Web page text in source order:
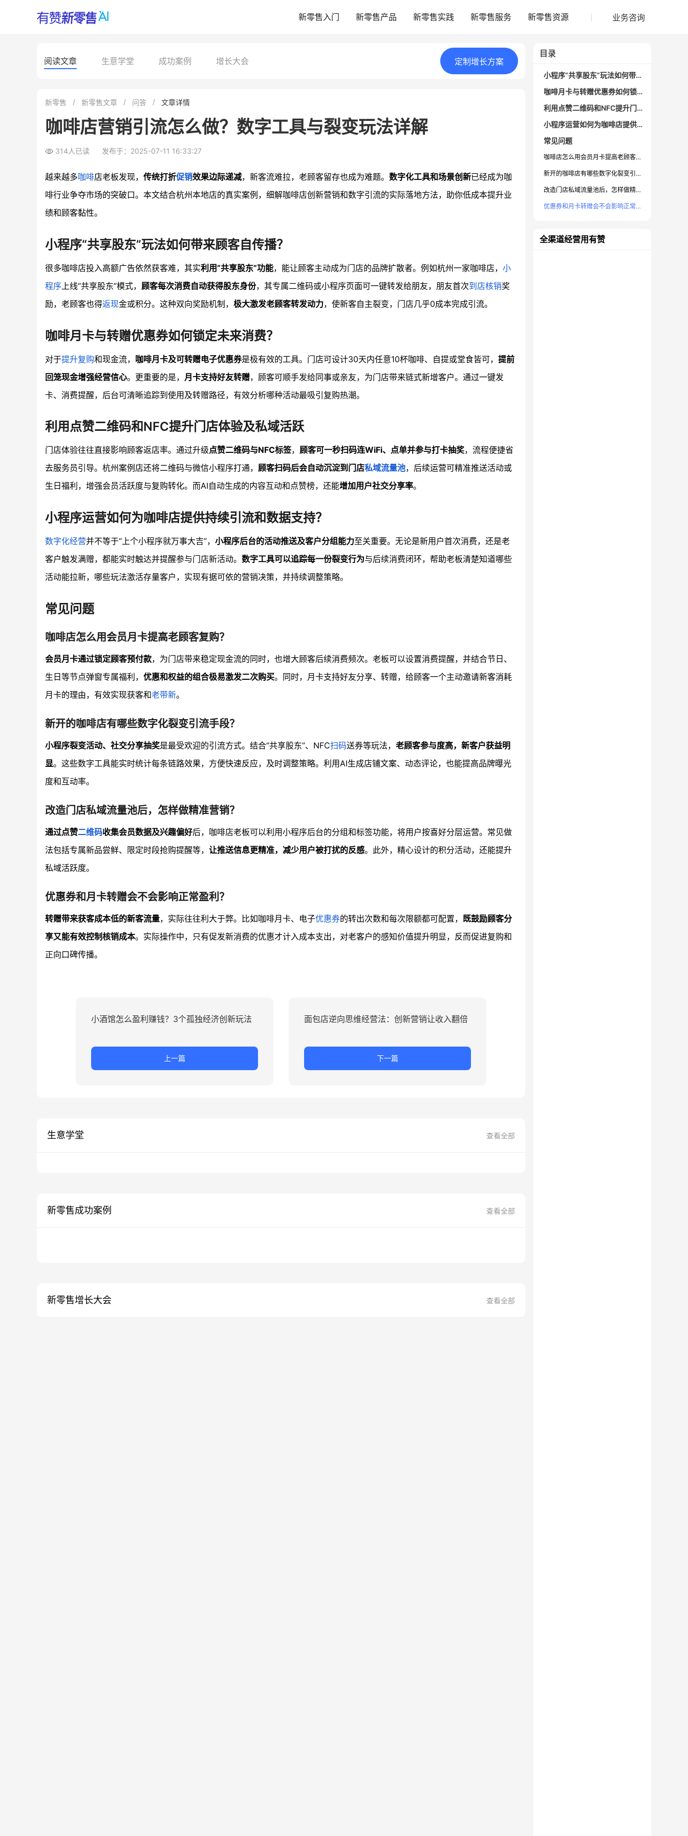
新零售入门 新零售产品 新零售实践 新零售服务 新零售资源 业务咨询
阅读文章 生意学堂 成功案例 增长大会 定制 增长方案
新零售 新零售文章 问答 文章详情
咖啡店营销引流怎么做？数字工具与裂变玩法详解
314人已读 发布于：2025-07-11 16:33:27
越来越多咖啡店老板发现， 传统打折促销效果边际递减，新客流难拉，老顾客留存也成为难题。 数字化工具和场景创新已经成为咖
啡行业争夺市场的突破口。本文结合杭州本地店的真实案例，细解咖啡店创新营销和数字引流的实际落地方法，助你低成本提升业
绩和顾客黏性。
小程序“共享股东”玩法如何带来顾客自传播？
很多咖啡店投入高额广告依然获客难，其实利用“共享股东”功能，能让顾客主动成为门店的品牌扩散者。例如杭州一家咖啡店， 小
程序 上线“共享股东”模式， 顾客每次消费自动获得股东身份，其专属二维码或小程序页面可一键转发给朋友，朋友首次到店核销奖
励，老顾客也得返现金或积分。这种双向奖励机制， 极大激发老顾客转发动力，使新客自主裂变，门店几乎0成本完成引流。
咖啡月卡与转赠优惠券如何锁定未来消费？
对于提升复购和现金流， 咖啡月卡及可转赠电子优惠券是极有效的工具。门店可设计30天内任意10杯咖啡、自提或堂食皆可， 提前
回笼现金增强经营信心。更重要的是， 月卡支持好友转赠，顾客可顺手发给同事或亲友，为门店带来链式新增客户。通过一键发
卡、消费提醒，后台可清晰追踪到使用及转赠路径，有效分析哪种活动最吸引复购热潮。
利用点赞二维码和NFC提升门店体验及私域活跃
门店体验往往直接影响顾客返店率。通过升级点赞二维码与NFC标签， 顾客可一秒扫码连WiFi、点单并参与打卡抽奖，流程便捷省
去服务员引导。杭州案例店还将二维码与微信小程序打通， 顾客扫码后会自动沉淀到门店私域流量池，后续运营可精准推送活动或
生日福利，增强会员活跃度与复购转化。而AI自动生成的内容互动和点赞榜，还能增加用户社交分享率。
小程序运营如何为咖啡店提供持续引流和数据支持？
数字化经营并不等于“上个小程序就万事大吉”， 小程序后台的活动推送及客户分组能力至关重要。无论是新用户首次消费，还是老
客户触发满赠，都能实时触达并提醒参与门店新活动。 数字工具可以追踪每一份裂变行为与后续消费闭环，帮助老板清楚知道哪些
活动能拉新，哪些玩法激活存量客户，实现有据可依的营销决策，并持续调整策略。
常见问题
咖啡店怎么用会员月卡提高老顾客复购？
会员月卡通过锁定顾客预付款，为门店带来稳定现金流的同时，也增大顾客后续消费频次。老板可以设置消费提醒，并结合节日、
生日等节点弹窗专属福利， 优惠和权益的组合极易激发二次购买。同时，月卡支持好友分享、转赠，给顾客一个主动邀请新客消耗
月卡的理由，有效实现获客和老带新。
新开的咖啡店有哪些数字化裂变引流手段？
小程序裂变活动、社交分享抽奖是最受欢迎的引流方式。结合“共享股东”、NFC扫码送券等玩法， 老顾客参与度高，新客户获益明
显。这些数字工具能实时统计每条链路效果，方便快速反应，及时调整策略。利用AI生成店铺文案、动态评论，也能提高品牌曝光
度和互动率。
改造门店私域流量池后，怎样做精准营销？
通过点赞二维码收集会员数据及兴趣偏好后，咖啡店老板可以利用小程序后台的分组和标签功能，将用户按喜好分层运营。常见做
法包括专属新品尝鲜、限定时段抢购提醒等， 让推送信息更精准，减少用户被打扰的反感。此外，精心设计的积分活动，还能提升
私域活跃度。
优惠券和月卡转赠会不会影响正常盈利？
转赠带来获客成本低的新客流量，实际往往利大于弊。比如咖啡月卡、电子优惠券的转出次数和每次限额都可配置， 既鼓励顾客分
享又能有效控制核销成本。实际操作中，只有促发新消费的优惠才计入成本支出，对老客户的感知价值提升明显，反而促进复购和
正向口碑传播。
小酒馆怎么盈利赚钱？3个孤独经济创新玩法
上一篇
面包店逆向思维经营法：创新营销让收入翻倍
下一篇
生意学堂 查看全部
新零售成功案例 查看全部
新零售增长大会 查看全部
目录
小程序“共享股东”玩法如何带来顾客自传播？
咖啡月卡与转赠优惠券如何锁定未来消费？
利用点赞二维码和NFC提升门店体验及私域活跃
小程序运营如何为咖啡店提供持续引流和数据支持？
常见问题
咖啡店怎么用会员月卡提高老顾客复购？
新开的咖啡店有哪些数字化裂变引流手段？
改造门店私域流量池后，怎样做精准营销？
优惠券和月卡转赠会不会影响正常盈利？
全渠道经营用有赞